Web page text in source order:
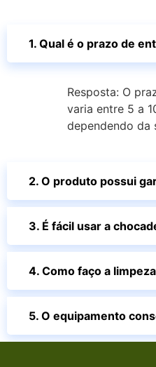
1. Qual é o prazo de
Resposta: O
varia entre 5 a
dependendo da
2. O produto possui
3. É fácil usar a
4. Como faço a
5. O equipamento